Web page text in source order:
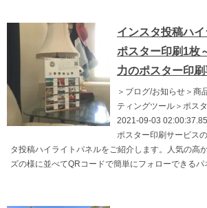
インスタ投稿ハ
ポスター印刷1枚
力のポスター印
＞ブログ/お知らせ＞商
ティングツール＞ポス
2021-09-03
ポスター印刷サービス
タ投稿ハイライトパネルをご紹介します。人気の高
ズの様に並べてQRコードで簡単にフォローできるパ